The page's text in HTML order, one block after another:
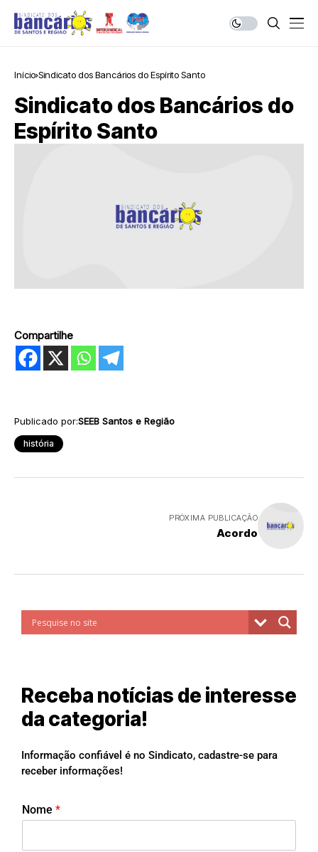
Início Sindicato dos Bancários do Espírito Santo
Sindicato dos Bancários do
Espírito Santo
Compartilhe
Publicado por:SEEB Santos e Região
história
PRÓXIMA PUBLICAÇÃO
Acordo
Receba notícias de interesse
da categoria!
Informação confiável é no Sindicato, cadastre-se para
receber informações!
Nome *